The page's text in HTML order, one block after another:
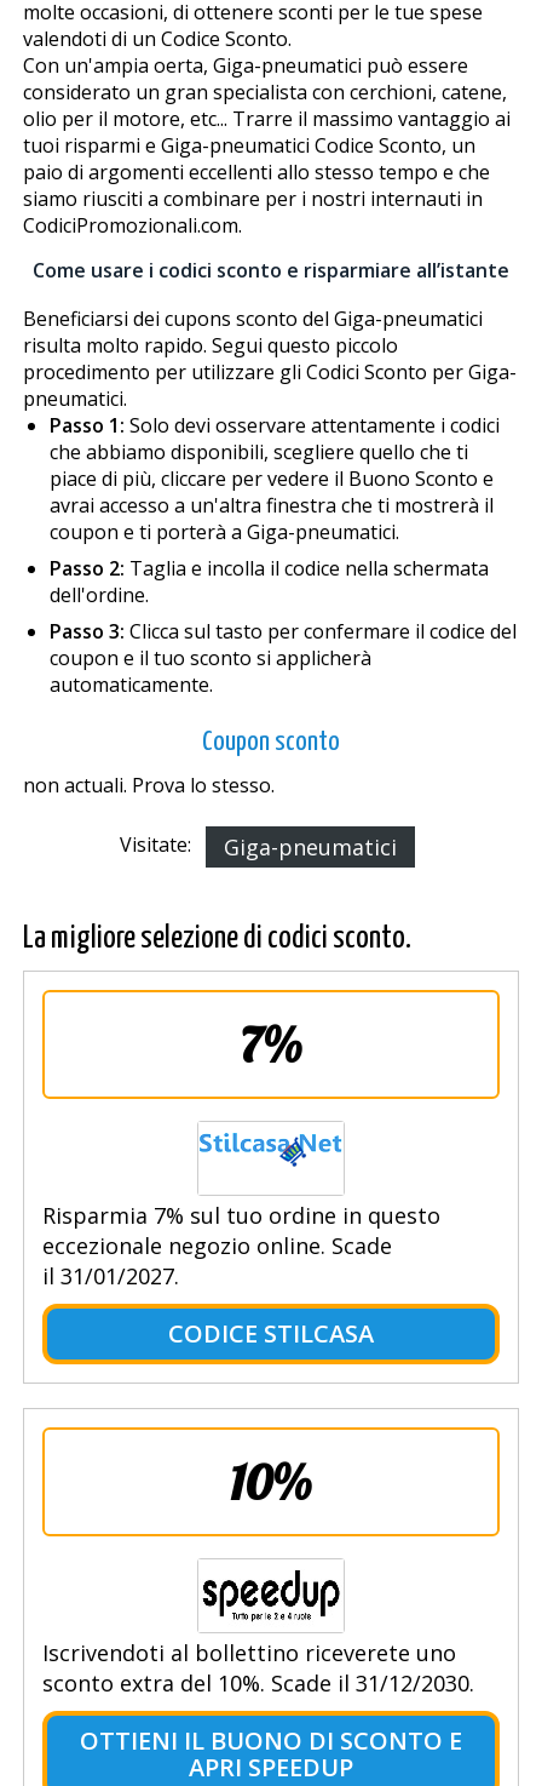
molte occasioni, di ottenere sconti per le tue spese
valendoti di un Codice Sconto.
Con un'ampia offerta, Giga-pneumatici può essere
considerato un gran specialista con cerchioni, catene,
olio per il motore, etc... Trarre il massimo vantaggio ai
tuoi risparmi e Giga-pneumatici Codice Sconto, un
paio di argomenti eccellenti allo stesso tempo e che
siamo riusciti a combinare per i nostri internauti in
CodiciPromozionali.com.
Come usare i codici sconto e risparmiare all’istante
Beneficiarsi dei cupons sconto del Giga-pneumatici
risulta molto rapido. Segui questo piccolo
procedimento per utilizzare gli Codici Sconto per Giga-
pneumatici.
Passo 1: Solo devi osservare attentamente i codici
che abbiamo disponibili, scegliere quello che ti
piace di più, cliccare per vedere il Buono Sconto e
avrai accesso a un'altra finestra che ti mostrerà il
coupon e ti porterà a Giga-pneumatici.
Passo 2: Taglia e incolla il codice nella schermata
dell'ordine.
Passo 3: Clicca sul tasto per confermare il codice del
coupon e il tuo sconto si applicherà
automaticamente.
Coupon sconto
non actuali. Prova lo stesso.
Visitate: Giga-pneumatici
La migliore selezione di codici sconto.
7%
Risparmia 7% sul tuo ordine in questo
eccezionale negozio online. Scade
il 31/01/2027.
CODICE STILCASA
10%
Iscrivendoti al bollettino riceverete uno
sconto extra del 10%. Scade il 31/12/2030.
OTTIENI IL BUONO DI SCONTO E
APRI SPEEDUP